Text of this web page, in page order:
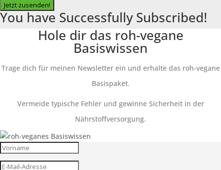
Jetzt zusenden!
You have Successfully Subscribed!
Hole dir das roh-vegane
Basiswissen
Trage dich für meinen Newsletter ein und erhalte das roh-vegane
Basispaket.
Vermeide typische Fehler und gewinne Sicherheit in der
Nährstoffversorgung.